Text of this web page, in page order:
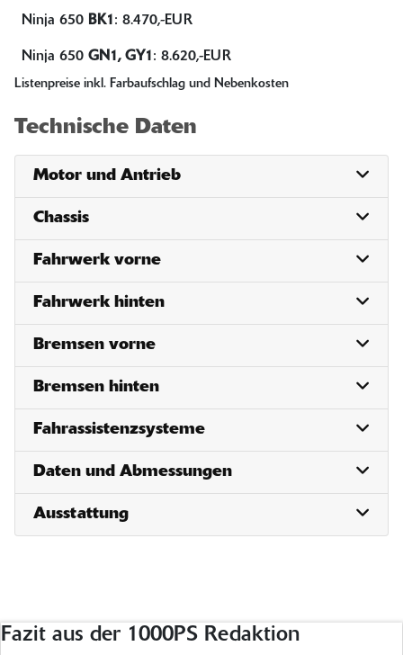
Ninja 650 BK1 : 8.470,-EUR
Ninja 650 GN1, GY1 : 8.620,-EUR
Listenpreise inkl. Farbaufschlag und Nebenkosten
Technische Daten
Motor und Antrieb
Chassis
Fahrwerk vorne
Fahrwerk hinten
Bremsen vorne
Bremsen hinten
Fahrassistenzsysteme
Daten und Abmessungen
Ausstattung
Fazit aus der 1000PS Redaktion